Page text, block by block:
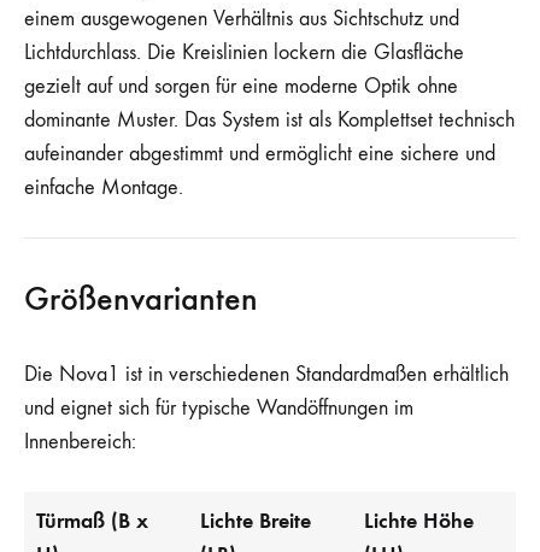
einem ausgewogenen Verhältnis aus Sichtschutz und
Lichtdurchlass. Die Kreislinien lockern die Glasfläche
gezielt auf und sorgen für eine moderne Optik ohne
dominante Muster. Das System ist als Komplettset technisch
aufeinander abgestimmt und ermöglicht eine sichere und
einfache Montage.
Größenvarianten
Die Nova1 ist in verschiedenen Standardmaßen erhältlich
und eignet sich für typische Wandöffnungen im
Innenbereich:
Türmaß (B x
Lichte Breite
Lichte Höhe